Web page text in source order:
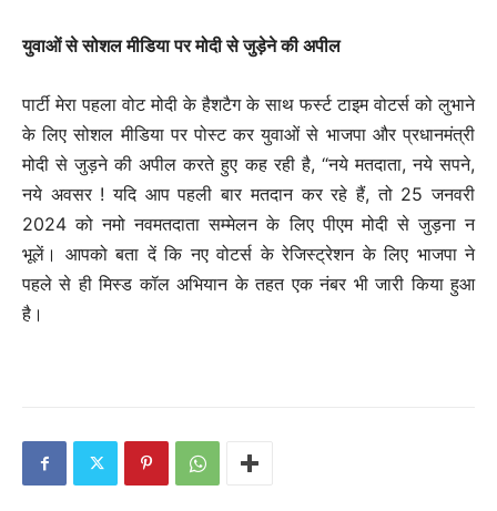
युवाओं से सोशल मीडिया पर मोदी से जुड़ेने की अपील
पार्टी मेरा पहला वोट मोदी के हैशटैग के साथ फर्स्ट टाइम वोटर्स को लुभाने
के लिए सोशल मीडिया पर पोस्ट कर युवाओं से भाजपा और प्रधानमंत्री
मोदी से जुड़ने की अपील करते हुए कह रही है, “नये मतदाता, नये सपने,
नये अवसर ! यदि आप पहली बार मतदान कर रहे हैं, तो 25 जनवरी
2024 को नमो नवमतदाता सम्मेलन के लिए पीएम मोदी से जुड़ना न
भूलें। आपको बता दें कि नए वोटर्स के रेजिस्ट्रेशन के लिए भाजपा ने
पहले से ही मिस्ड कॉल अभियान के तहत एक नंबर भी जारी किया हुआ
है।